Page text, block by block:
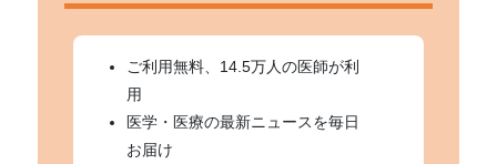
ご利用無料、14.5万人の医師が利
用
医学・医療の最新ニュースを毎日
お届け